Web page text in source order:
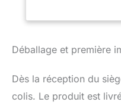
Déballage et première
Dès la réception du
colis. Le produit est